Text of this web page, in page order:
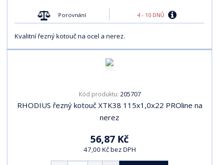
Porovnání 4 - 10 DNŮ
Kvalitní řezný kotouč na ocel a nerez.
Kód produktu: 205707
RHODIUS řezný kotouč XTK38 115x1,0x22 PROline na
nerez
56,87 Kč
47,00 Kč bez DPH